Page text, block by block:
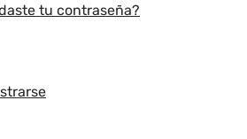
tu contraseña?